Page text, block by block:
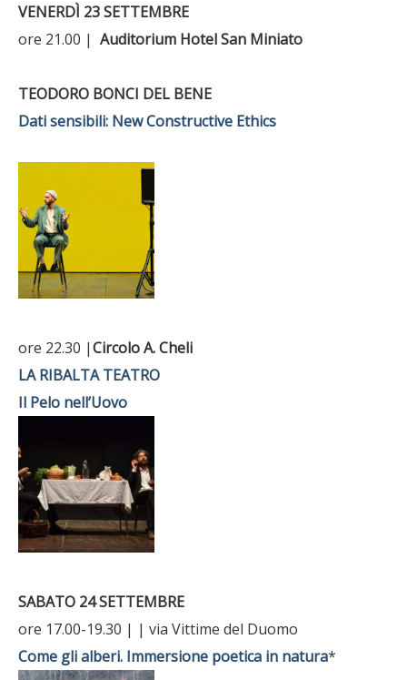
VENERDÌ 23 SETTEMBRE
ore 21.00 | Auditorium Hotel San Miniato
TEODORO BONCI DEL BENE
Dati sensibili: New Constructive Ethics
ore 22.30 |Circolo A. Cheli
LA RIBALTA TEATRO
Il Pelo nell’Uovo
SABATO 24 SETTEMBRE
ore 17.00-19.30 | | via Vittime del Duomo
Come gli alberi. Immersione poetica in natura*